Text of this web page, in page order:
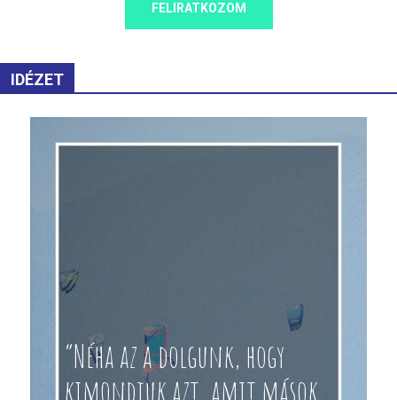
FELIRATKOZOM
IDÉZET
“Néha az a dolgunk, hogy
kimondjuk azt, amit mások